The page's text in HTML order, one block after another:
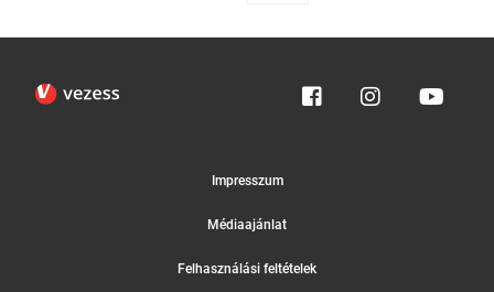
Impresszum
Médiaajánlat
Felhasználási feltételek